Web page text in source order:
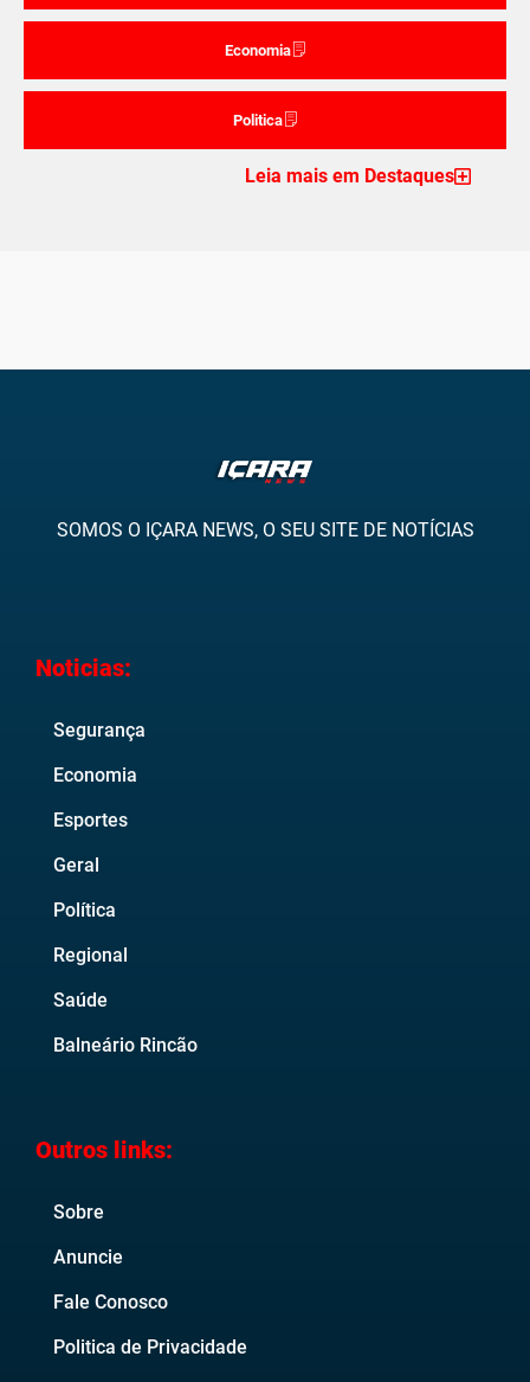
Economia
Politica
Leia mais em Destaques
SOMOS O IÇARA NEWS, O SEU SITE DE NOTÍCIAS
Noticias:
Segurança
Economia
Esportes
Geral
Política
Regional
Saúde
Balneário Rincão
Outros links:
Sobre
Anuncie
Fale Conosco
Politica de Privacidade